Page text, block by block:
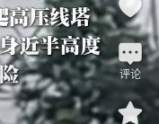
评论